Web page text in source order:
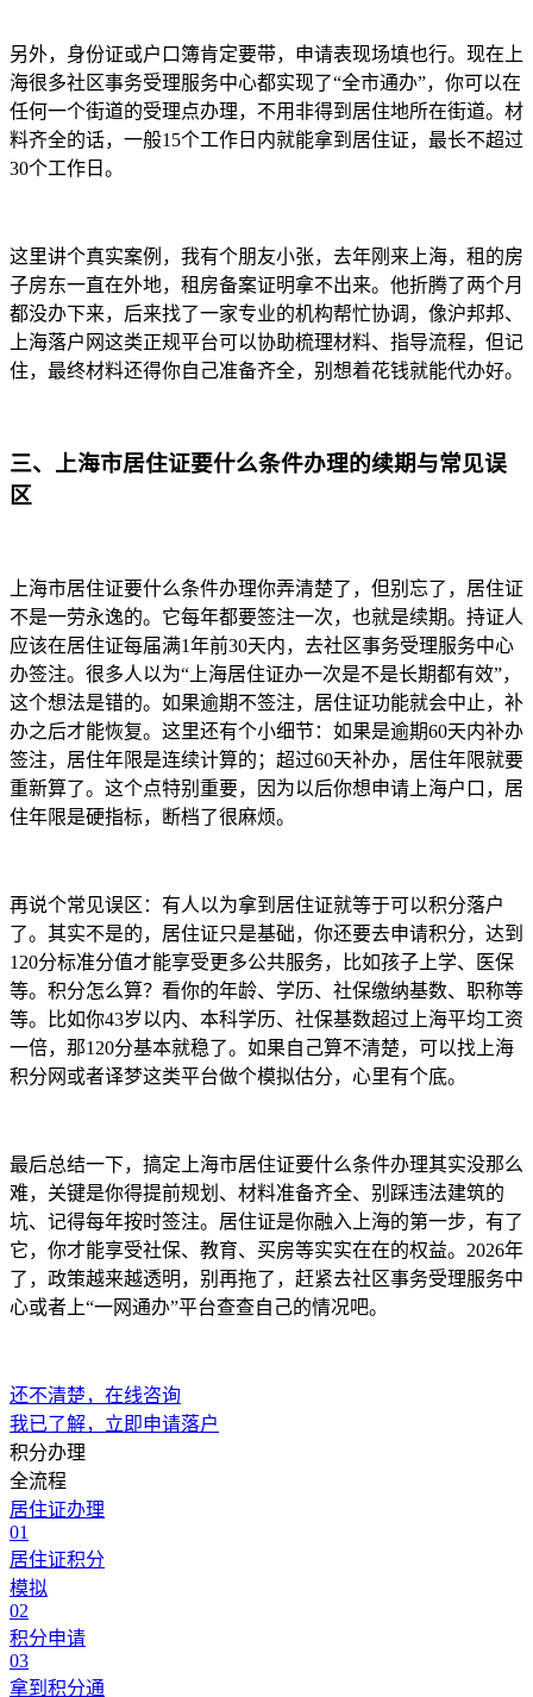
另外，身份证或户口簿肯定要带，申请表现场填也行。现在上
海很多社区事务受理服务中心都实现了“全市通办”，你可以在
任何一个街道的受理点办理，不用非得到居住地所在街道。材
料齐全的话，一般15个工作日内就能拿到居住证，最长不超过
30个工作日。
这里讲个真实案例，我有个朋友小张，去年刚来上海，租的房
子房东一直在外地，租房备案证明拿不出来。他折腾了两个月
都没办下来，后来找了一家专业的机构帮忙协调，像沪邦邦、
上海落户网这类正规平台可以协助梳理材料、指导流程，但记
住，最终材料还得你自己准备齐全，别想着花钱就能代办好。
三、上海市居住证要什么条件办理的续期与常见误
区
上海市居住证要什么条件办理你弄清楚了，但别忘了，居住证
不是一劳永逸的。它每年都要签注一次，也就是续期。持证人
应该在居住证每届满1年前30天内，去社区事务受理服务中心
办签注。很多人以为“上海居住证办一次是不是长期都有效”，
这个想法是错的。如果逾期不签注，居住证功能就会中止，补
办之后才能恢复。这里还有个小细节：如果是逾期60天内补办
签注，居住年限是连续计算的；超过60天补办，居住年限就要
重新算了。这个点特别重要，因为以后你想申请上海户口，居
住年限是硬指标，断档了很麻烦。
再说个常见误区：有人以为拿到居住证就等于可以积分落户
了。其实不是的，居住证只是基础，你还要去申请积分，达到
120分标准分值才能享受更多公共服务，比如孩子上学、医保
等。积分怎么算？看你的年龄、学历、社保缴纳基数、职称等
等。比如你43岁以内、本科学历、社保基数超过上海平均工资
一倍，那120分基本就稳了。如果自己算不清楚，可以找上海
积分网或者译梦这类平台做个模拟估分，心里有个底。
最后总结一下，搞定上海市居住证要什么条件办理其实没那么
难，关键是你得提前规划、材料准备齐全、别踩违法建筑的
坑、记得每年按时签注。居住证是你融入上海的第一步，有了
它，你才能享受社保、教育、买房等实实在在的权益。2026年
了，政策越来越透明，别再拖了，赶紧去社区事务受理服务中
心或者上“一网通办”平台查查自己的情况吧。
还不清楚，在线咨询
我已了解，立即申请落户
积分办理
全流程
居住证办理
01
居住证积分
模拟
02
积分申请
03
拿到积分通